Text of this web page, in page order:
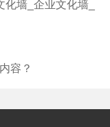
墙_企业文化墙_
容？